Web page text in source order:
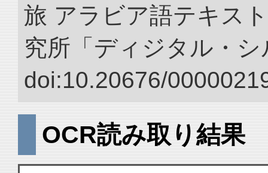
旅 アラビア語テキス
究所「ディジタル・
doi:10.20676/
OCR読み取り結果